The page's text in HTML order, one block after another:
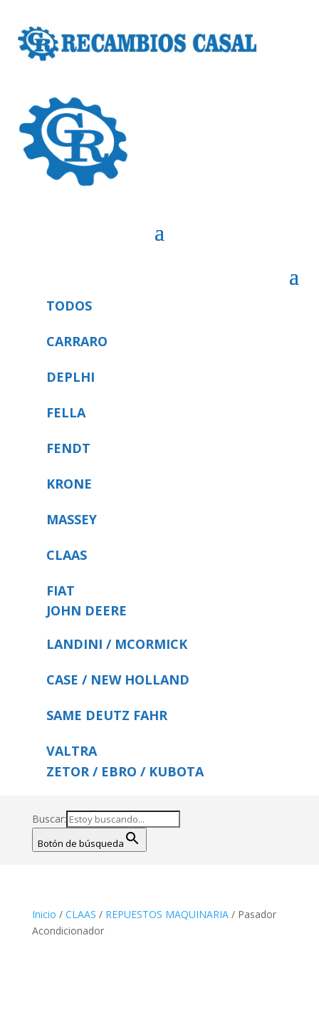
TODOS
CARRARO
DEPLHI
FELLA
FENDT
KRONE
MASSEY
CLAAS
FIAT
JOHN DEERE
LANDINI / MCORMICK
CASE / NEW HOLLAND
SAME DEUTZ FAHR
VALTRA
ZETOR / EBRO / KUBOTA
Buscar:
Botón de búsqueda
Inicio / CLAAS / REPUESTOS MAQUINARIA/ Pasador
Acondicionador